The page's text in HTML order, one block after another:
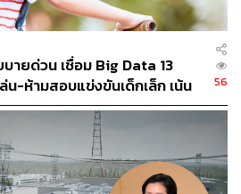
ายด่วน เชื่อม Big Data 13
-ห้ามสอบแข่งขันเด็กเล็ก เน้น
56